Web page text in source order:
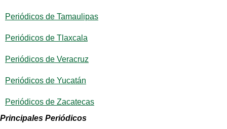
Periódicos de Tamaulipas
Periódicos de Tlaxcala
Periódicos de Veracruz
Periódicos de Yucatán
Periódicos de Zacatecas
Principales Periódicos